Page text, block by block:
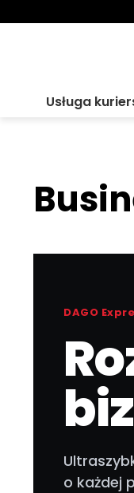
Usługa
DAGO
o każdej